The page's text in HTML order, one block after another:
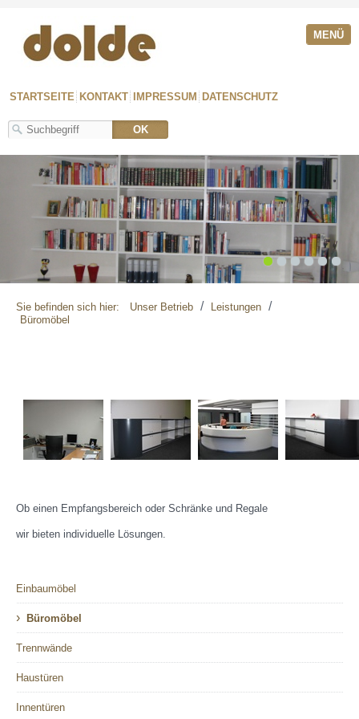
MENÜ
STARTSEITE KONTAKT IMPRESSUM DATENSCHUTZ
1 2 3 4 5 6
Sie befinden sich hier: Unser Betrieb / Leistungen /
Büromöbel
Ob einen Empfangsbereich oder Schränke und Regale
wir bieten individuelle Lösungen.
Einbaumöbel
› Büromöbel
Trennwände
Haustüren
Innentüren